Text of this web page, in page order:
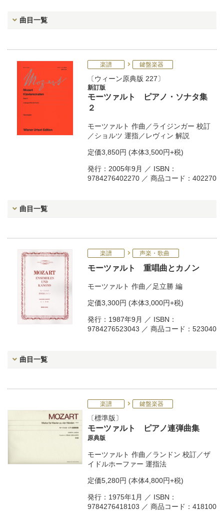
曲目一覧
楽譜 鍵盤楽器
ウィーン原典版 227
新訂版
モーツァルト ピアノ・ソナタ集
２
モーツァルト 作曲／ライジンガー 校訂
／ショルツ 運指／ レヴィン 解説
定価3,850円 (本体3,500円+税)
発行：2005年9月 ／ ISBN：
9784276402270 ／ 商品コード：402270
曲目一覧
楽譜 声楽・歌曲
モーツァルト 重唱曲とカノン
モーツァルト 作曲／ 足立勝 編
定価3,300円 (本体3,000円+税)
発行：1987年9月 ／ ISBN：
9784276523043 ／ 商品コード：523040
曲目一覧
楽譜 鍵盤楽器
標準版
モーツァルト ピアノ連弾曲集
原典版
モーツァルト 作曲／ランドン 校訂／ザ
イドルホーファー 運指法
定価5,280円 (本体4,800円+税)
発行：1975年1月 ／ ISBN：
9784276418103 ／ 商品コード：418100